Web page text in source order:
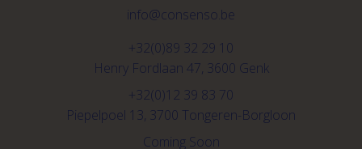
info@consenso.be
+32(0)89 32 29 10
Henry Fordlaan 47, 3600 Genk
+32(0)12 39 83 70
Piepelpoel 13, 3700 Tongeren-Borgloon
Coming Soon